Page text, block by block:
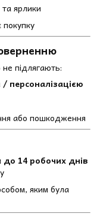
ярлики
підлягають:
персоналізацією
або пошкодження
до 14 робочих днів
яким була